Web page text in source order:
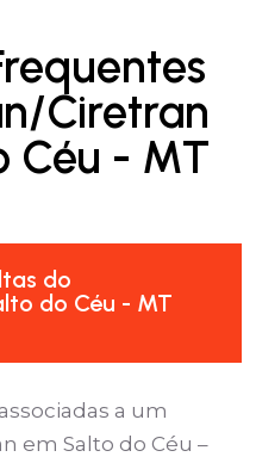
Ciretran
Céu - MT
do
do Céu - MT
a um
em Salto do Céu –